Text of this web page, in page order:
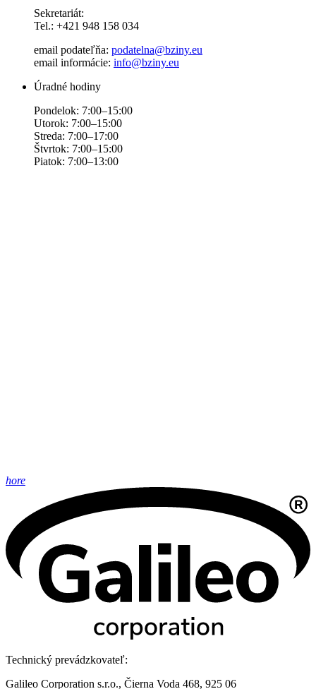
Sekretariát:
Tel.: +421 948 158 034
email podateľňa: podatelna@bziny.eu
email informácie: info@bziny.eu
Úradné hodiny
Pondelok: 7:00–15:00
Utorok: 7:00–15:00
Streda: 7:00–17:00
Štvrtok: 7:00–15:00
Piatok: 7:00–13:00
hore
Technický prevádzkovateľ:
Galileo Corporation s.r.o., Čierna Voda 468, 925 06